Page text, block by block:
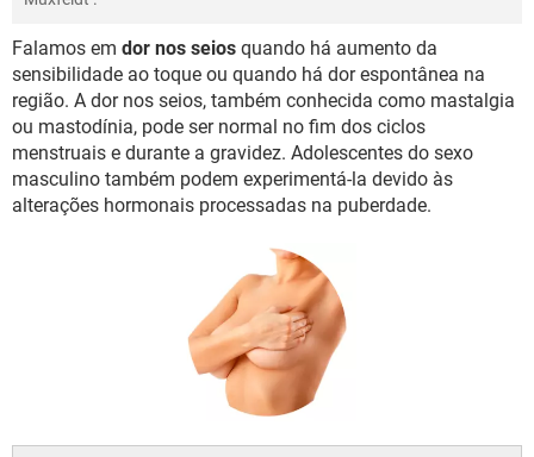
BEM-ESTAR
SEXUALIDADE
GLOSSÁRIO
Falamos em dor nos seios quando há aumento da
sensibilidade ao toque ou quando há dor espontânea na
região. A dor nos seios, também conhecida como mastalgia
ou mastodínia, pode ser normal no fim dos ciclos
menstruais e durante a gravidez. Adolescentes do sexo
masculino também podem experimentá-la devido às
alterações hormonais processadas na puberdade.